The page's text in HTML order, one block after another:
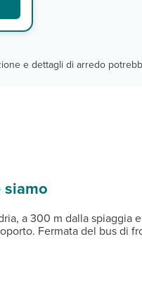
e dettagli di arredo
siamo
a 300 m dalla spiaggia
Fermata del bus di
(teli mare disponibili in
tutti con servizi
e teli mare a